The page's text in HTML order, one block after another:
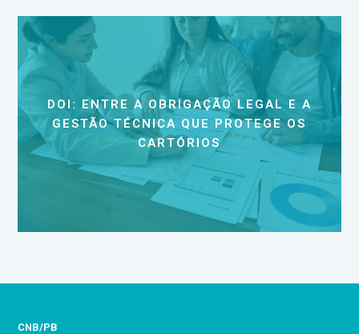
DOI: ENTRE A OBRIGAÇÃO LEGAL E A
GESTÃO TÉCNICA QUE PROTEGE OS
CARTÓRIOS
CNB/PB